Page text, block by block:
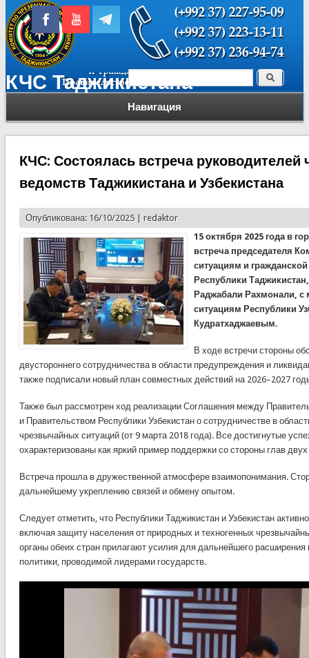
КЧС Таджикистана
Навигация
Форма поиска Поиск
КЧС: Состоялась встреча
ведомств Таджикистана и Узбекистана
Опубликована: 16/10/2025 | redaktor
15 октября 2025 года в
встреча председателя
ситуациям и
Республики
Раджабали Рахмонали,
ситуациям Республики
Кудратхаджаевым.
В ходе встречи стороны
двустороннего сотрудничества в области предупреждения и
также подписали новый план совместных действий на 2026–2027
Также был рассмотрен ход реализации Соглашения между
и Правительством Республики Узбекистан о сотрудничестве в
чрезвычайных ситуаций (от 9 марта 2018 года). Все достигнутые
охарактеризованы как яркий пример поддержки со стороны глав двух
Встреча прошла в дружественной атмосфере взаимопонимания.
дальнейшему укреплению связей и обмену опытом.
Следует отметить, что Республики Таджикистан и Узбекистан
включая защиту населения от природных и техногенных
органы обеих стран прилагают усилия для дальнейшего расширения
политики, проводимой лидерами государств.